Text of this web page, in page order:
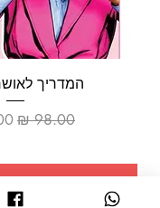
המדריך
מחיר רגיל
הוספה